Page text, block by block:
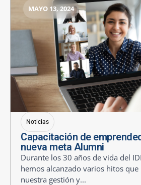
MAYO 13, 2024
Noticias
Capacitación de
nueva meta Alumni
Durante los 30 años de vida del
hemos alcanzado varios hitos
nuestra gestión y...